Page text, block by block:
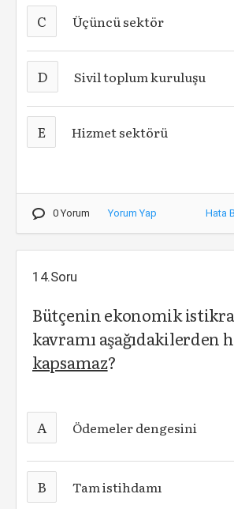
C Üçüncü sektör
D Sivil toplum kuruluşu
E Hizmet sektörü
0 Yorum Yorum Yap Hata
14.Soru
Bütçenin ekonomik
kavramı aşağıdakilerden
kapsamaz?
A Ödemeler dengesini
B Tam istihdamı